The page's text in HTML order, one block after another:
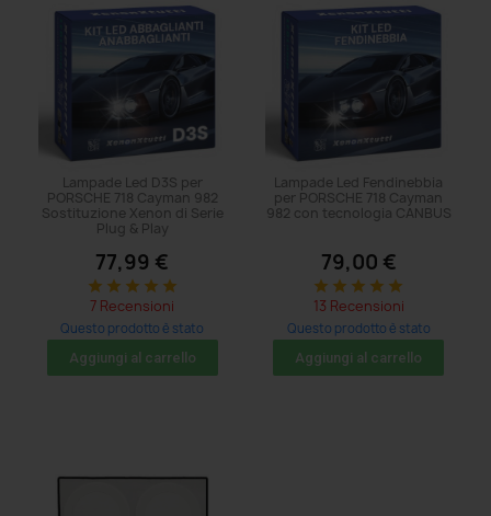
Lampade Led D3S per
PORSCHE 718 Cayman 982
Sostituzione Xenon di Serie
Plug & Play
77,99 €
star star star star star
7 Recensioni
Questo prodotto è stato
acquistato: 14 volte
Aggiungi al carrello
Lampade Led Fendinebbia
per PORSCHE 718 Cayman
982 con tecnologia CANBUS
79,00 €
star star star star star
13 Recensioni
Questo prodotto è stato
acquistato: 5 volte
Aggiungi al carrello